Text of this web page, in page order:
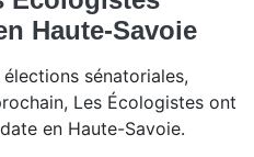
Haute-Savoie
sénatoriales,
Les Écologistes ont
en Haute-Savoie.